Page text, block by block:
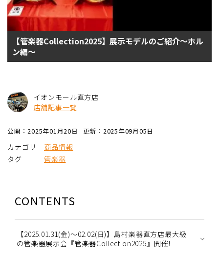
【管楽器Collection2025】展示モデルのご紹介～ホル
ン編～
イオンモール直方店
店舗記事一覧
公開：2025年01月20日 更新：2025年09月05日
カテゴリ
商品情報
タグ
管楽器
CONTENTS
【2025.01.31(金)～02.02(日)】島村楽器直方店最大級
の管楽器展示会『管楽器Collection2025』開催!